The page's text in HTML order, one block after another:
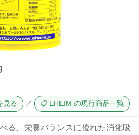
見る ／ 📋 EHEIM の現行商品一覧
る、栄養バランスに優れた消化吸